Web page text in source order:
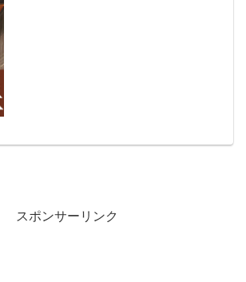
スポンサーリンク